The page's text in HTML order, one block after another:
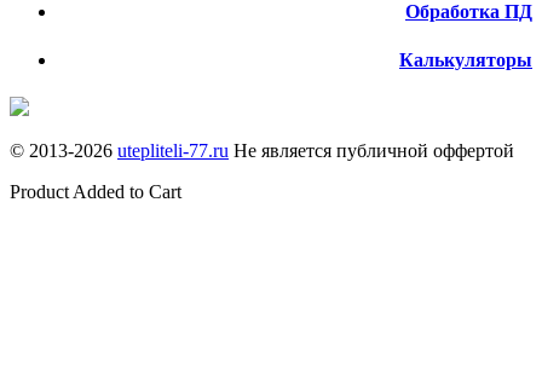
Обработка ПД
Калькуляторы
© 2013-2026 utepliteli-77.ru Не является публичной оффертой
Product Added to Cart